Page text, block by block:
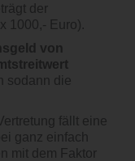
der
1000,- Euro).
von
sodann die
fällt eine
ganz einfach
mit dem Faktor